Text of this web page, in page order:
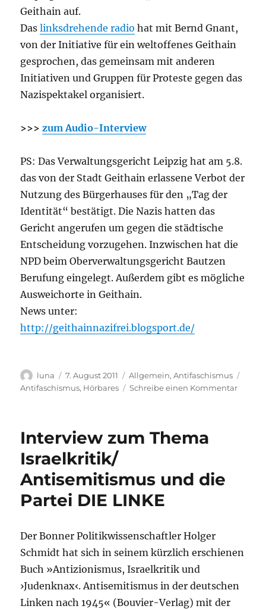
Geithain auf.
Daslinksdrehende radio hat mit Bernd Gnant,
von der Initiative für ein weltoffenes Geithain
gesprochen, das gemeinsam mit anderen
Initiativen und Gruppen für Proteste gegen das
Nazispektakel organisiert.
>>>zum Audio-Interview
PS: Das Verwaltungsgericht Leipzig hat am 5.8.
das von der Stadt Geithain erlassene Verbot der
Nutzung des Bürgerhauses für den „Tag der
Identität“ bestätigt. Die Nazis hatten das
Gericht angerufen um gegen die städtische
Entscheidung vorzugehen. Inzwischen hat die
NPD beim Oberverwaltungsgericht Bautzen
Berufung eingelegt. Außerdem gibt es mögliche
Ausweichorte in Geithain.
News unter:
http://geithainnazifrei.blogsport.de/
Autor
luna
Veröffentlicht
am
7. August 2011 Kategorien
Allgemein,Antifaschismus
Antifaschismus, Hörbares Schreibe einen Kommentarzu
Interview zum Thema
Israelkritik/
Antisemitismus und die
Partei DIE LINKE
Der Bonner Politikwissenschaftler Holger
Schmidt hat sich in seinem kürzlich erschienen
Buch »Antizionismus, Israelkritik und
›Judenknax‹. Antisemitismus in der deutschen
Linken nach 1945« (Bouvier-Verlag) mit der